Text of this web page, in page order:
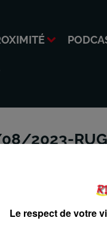
2023-
Le respect de votre